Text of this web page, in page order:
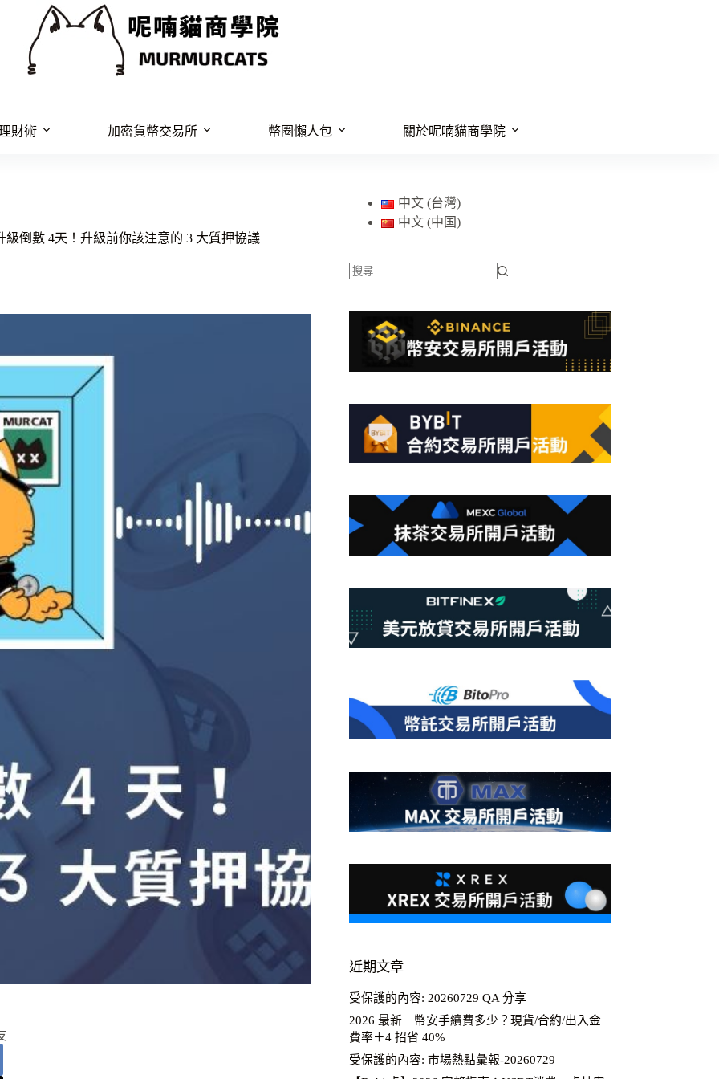
財術 加密貨幣交易所 幣圈懶人包 關於呢喃貓商學院
級倒數 4天！升級前你該注意的 3 大質押協議
中文 (台灣)
中文 (中国)
不
件
果
近期文章
受保護的內容: 20260729 QA 分享
2026 最新｜幣安手續費多少？現貨/合約/出入金
費率＋4 招省 40%
受保護的內容: 市場熱點彙報-20260729